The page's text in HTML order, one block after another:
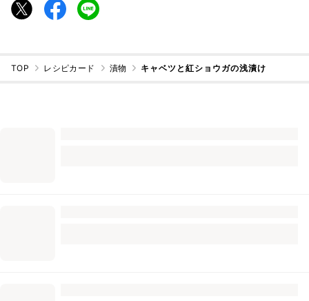
TOP レシピカード 漬物 キャベツと紅ショウガの浅漬け